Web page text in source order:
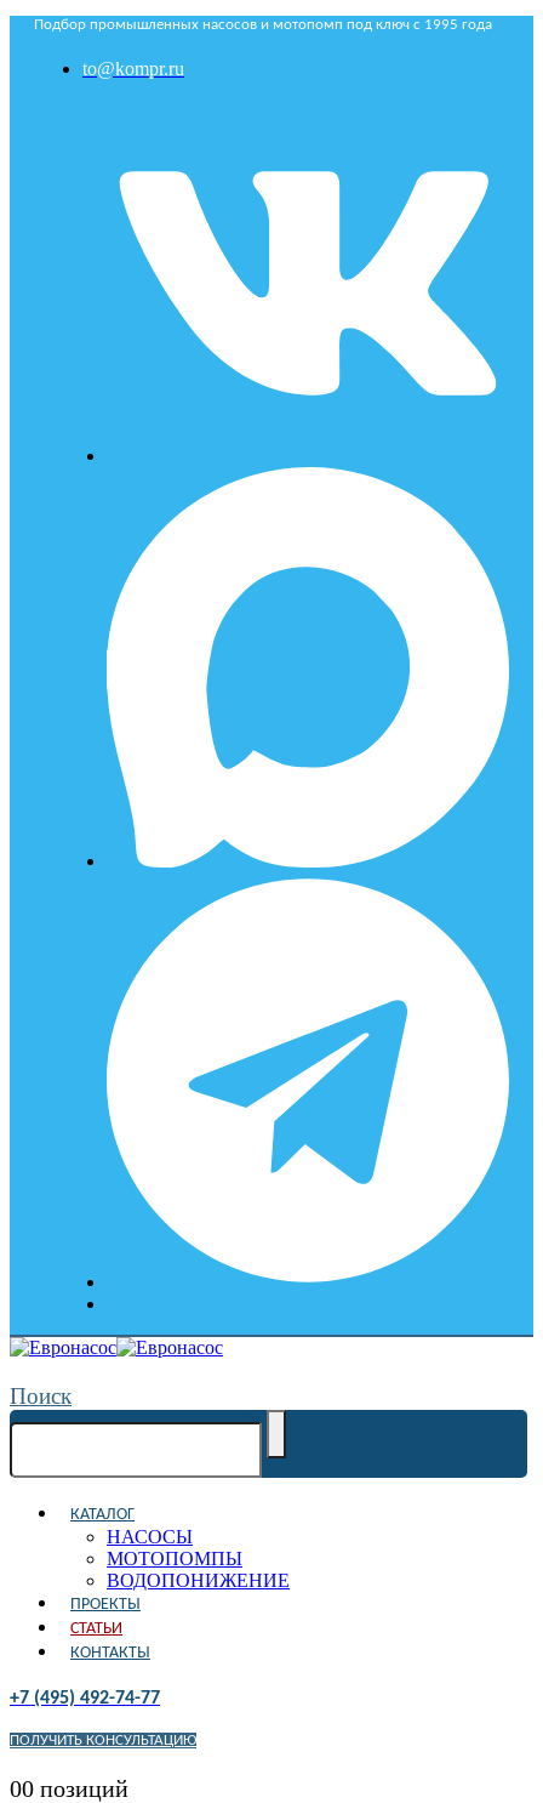
Подбор промышленных насосов и мотопомп под ключ с 1995 года
to@kompr.ru
Поиск
КАТАЛОГ
НАСОСЫ
МОТОПОМПЫ
ВОДОПОНИЖЕНИЕ
ПРОЕКТЫ
СТАТЬИ
КОНТАКТЫ
+7 (495) 492-74-77
ПОЛУЧИТЬ КОНСУЛЬТАЦИЮ
00 позиций